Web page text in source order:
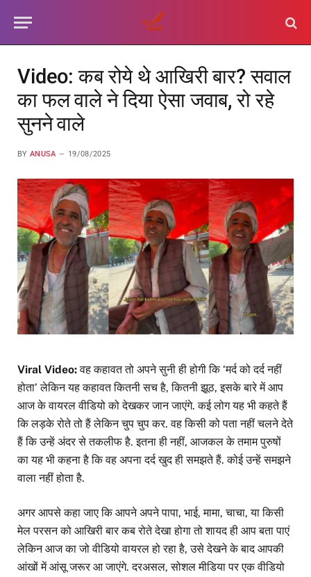
Video: कब रोये थे आखिरी बार? सवाल
का फल वाले ने दिया ऐसा जवाब, रो रहे
सुनने वाले
BY ANUSA 19/08/2025
Viral Video:वह कहावत तो अपने सुनी ही होगी कि ‘मर्द को दर्द नहीं
होता’ लेकिन यह कहावत कितनी सच है, कितनी झूठ, इसके बारे में आप
आज के वायरल वीडियो को देखकर जान जाएंगे. कई लोग यह भी कहते हैं
कि लड़के रोते तो हैं लेकिन चुप चुप कर. वह किसी को पता नहीं चलने देते
हैं कि उन्हें अंदर से तकलीफ है. इतना ही नहीं, आजकल के तमाम पुरुषों
का यह भी कहना है कि वह अपना दर्द खुद ही समझते हैं. कोई उन्हें समझने
वाला नहीं होता है.
अगर आपसे कहा जाए कि आपने अपने पापा, भाई, मामा, चाचा, या किसी
मेल परसन को आखिरी बार कब रोते देखा होगा तो शायद ही आप बता पाएं
लेकिन आज का जो वीडियो वायरल हो रहा है, उसे देखने के बाद आपकी
आंखों में आंसू जरूर आ जाएंगे. दरअसल, सोशल मीडिया पर एक वीडियो